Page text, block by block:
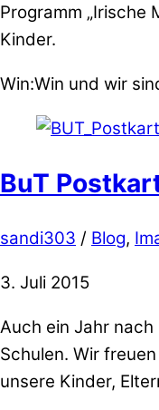
Programm
Kinder.
Win:Win und wir
BuT
sandi303 / Blog,
3. Juli 2015
Auch ein Jahr
Schulen. Wir
unsere Kinder,